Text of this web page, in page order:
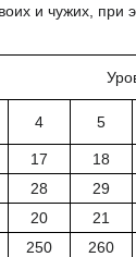
и чужих,
4 5
17 18
28 29
20 21
250 260